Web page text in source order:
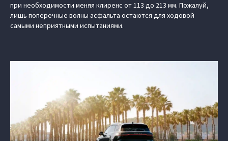
при необходимости меняя клиренс от 113 до 213 мм. Пожалуй,
лишь поперечные волны асфальта остаются для ходовой
самыми неприятными испытаниями.